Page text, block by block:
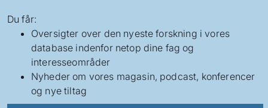
Du får:
Oversigter over den nyeste forskning i vores
database indenfor netop dine fag og
interesseområder
Nyheder om vores magasin, podcast, konferencer
og nye tiltag